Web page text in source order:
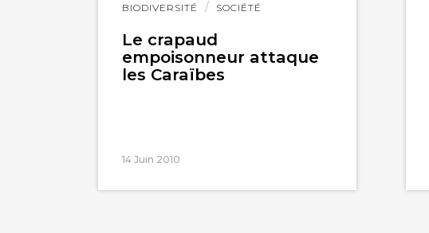
BIODIVERSITÉ SOCIÉTÉ
Le crapaud
empoisonneur attaque
les Caraïbes
14 Juin 2010
Lire